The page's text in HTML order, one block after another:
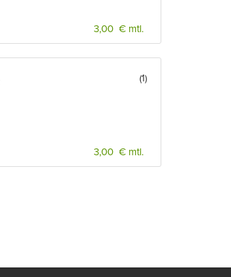
3,00 € mtl.
(1)
3,00 € mtl.